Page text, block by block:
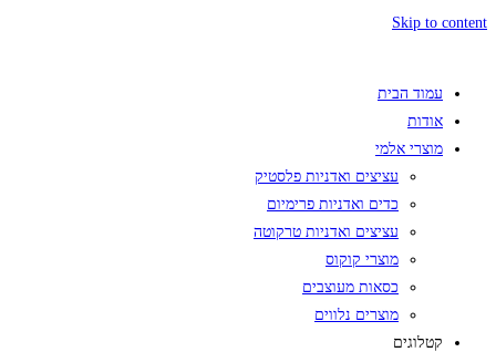
Skip to content
עמוד הבית
אודות
מוצרי אלמי
עציצים ואדניות פלסטיק
כדים ואדניות פרימיום
עציצים ואדניות טרקוטה
מוצרי קוקוס
כסאות מעוצבים
מוצרים נלווים
קטלוגים